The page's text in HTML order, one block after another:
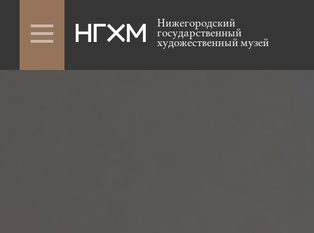
Нижегородский
государственный
художественный музей